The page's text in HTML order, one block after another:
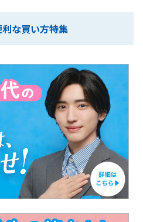
な買い方特集